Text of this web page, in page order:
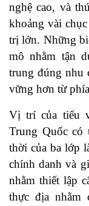
nghệ cao, và
khoảng vài
trị lớn. Những
mô nhằm tận
trung đúng nhu
vững hơn từ
Vị trí của tiểu
Trung Quốc có
thời của ba lớp
chính danh và
nhằm thiết lập
thực địa nhằm